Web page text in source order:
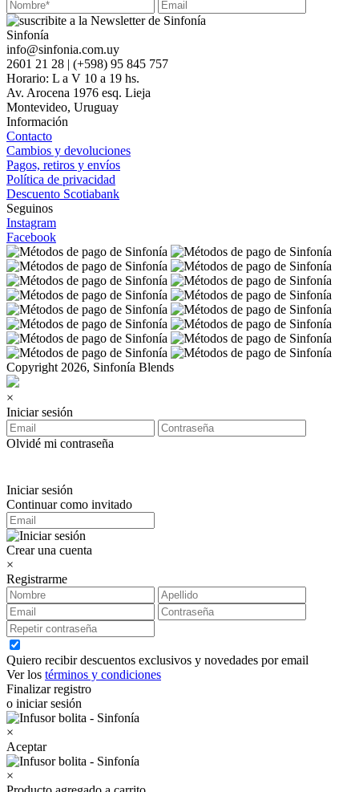
Sinfonía
info@sinfonia.com.uy
2601 21 28 | (+598) 95 845 757
Horario: L a V 10 a 19 hs.
Av. Arocena 1976 esq. Lieja
Montevideo, Uruguay
Información
Contacto
Cambios y devoluciones
Pagos, retiros y envíos
Política de privacidad
Descuento Scotiabank
Seguinos
Instagram
Facebook
Copyright 2026, Sinfonía Blends
×
Iniciar sesión
Olvidé mi contraseña
Iniciar sesión
Continuar como invitado
Crear una cuenta
×
Registrarme
Quiero recibir descuentos exclusivos y novedades por email
Ver los términos y condiciones
Finalizar registro
o iniciar sesión
×
Aceptar
×